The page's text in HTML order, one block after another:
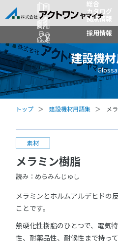
総合
カタログ
拠点情報
採用情報
建設機
トップ 建設機材用語集 メ
素材
メラミン樹脂
読み：めらみんじゅし
メラミンとホルムアルデヒドの
ことです。
熱硬化性樹脂のひとつで、電気
性、耐薬品性、耐候性まで持って